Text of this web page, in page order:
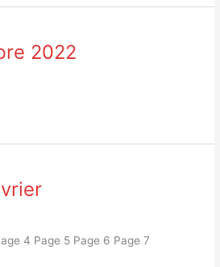
2022
4 Page 5 Page 6 Page 7